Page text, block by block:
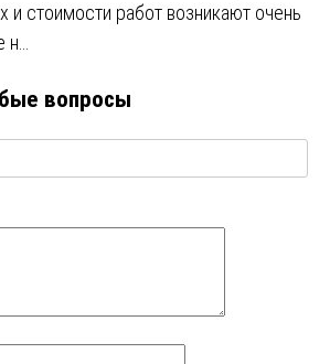
и стоимости работ возникают очень
н…
вопросы